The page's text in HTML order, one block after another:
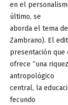
en el
último, se
aborda el tema
Zambrano). El
presentación
ofrece “una
antropológico
central, la
fecundo